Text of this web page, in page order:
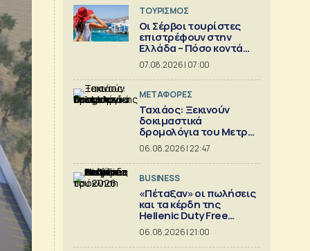
ΤΟΥΡΙΣΜΟΣ
Οι Σέρβοι τουρίστες
επιστρέφουν στην
Ελλάδα – Πόσο κοντά
είναι στο 1 εκατ.
07.08.2026 | 07:00
ΜΕΤΑΦΟΡΕΣ
Ταχιάος: Ξεκινούν
δοκιμαστικά
δρομολόγια του Μετρό
Θεσσαλονίκης προς
Καλαμαριά
06.08.2026 | 22:47
BUSINESS
«Πέταξαν» οι πωλήσεις
και τα κέρδη της
Hellenic Duty Free
Shops
06.08.2026 | 21:00